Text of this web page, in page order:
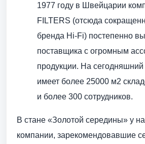
1977 году в Швейцарии
FILTERS (отсюда
бренда Hi-Fi) постепенно
поставщика с огромным
продукции. На
имеет более 25000 м2
и более 300 сотрудников.
В стане «Золотой середины» у
компании, зарекомендовавшие